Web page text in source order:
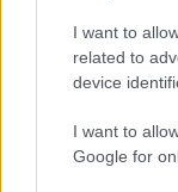
I want to
related to
device
I want to
Google for
EZEKET